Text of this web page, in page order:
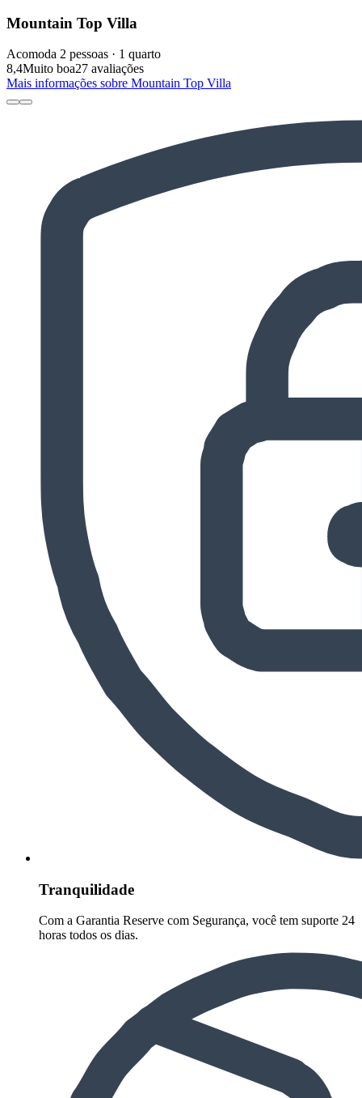
Mountain Top Villa
Acomoda 2 pessoas · 1 quarto
8,4Muito boa27 avaliações
Mais informações sobre Mountain Top Villa
Tranquilidade
Com a Garantia Reserve com Segurança, você tem suporte 24
horas todos os dias.